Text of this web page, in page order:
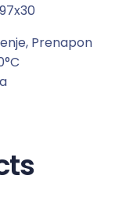
Prenapon